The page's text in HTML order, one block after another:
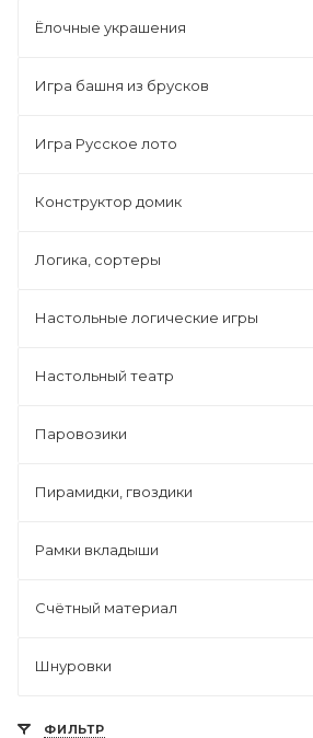
Ёлочные украшения
Игра башня из брусков
Игра Русское лото
Конструктор домик
Логика, сортеры
Настольные логические игры
Настольный театр
Паровозики
Пирамидки, гвоздики
Рамки вкладыши
Счётный материал
Шнуровки
ФИЛЬТР